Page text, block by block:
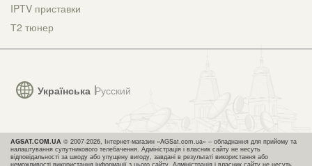
Українська Русский
IPTV приставки
Т2 тюнер
AGSAT.COM.UA © 2007-2026, Інтернет-магазин «AGSat.com.ua» – обладнання для прийому та
налаштування супутникового телебачення. Адміністрація і власник сайту не несуть
відповідальності за шкоду або упущену вигоду, завдані в результаті використання або
неможливості використання інформації з цього сайту. Адміністрація і власник сайту не несуть